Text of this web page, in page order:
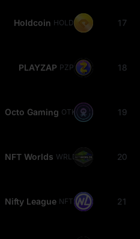
17
Holdcoin HOLD
18
PLAYZAP PZP
19
Octo Gaming OTK
20
NFT Worlds WRLD
21
Nifty League NFTL